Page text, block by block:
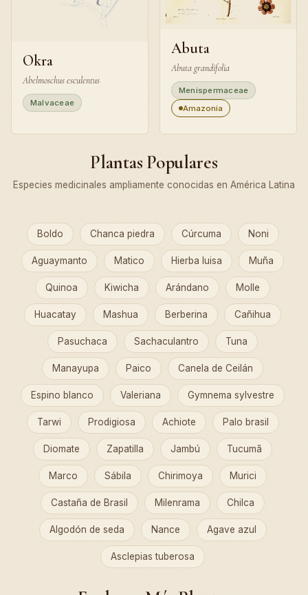
Okra
Abelmoschus esculentus
Malvaceae
Abuta
Abuta grandifolia
Menispermaceae
Amazonia
Plantas Populares
Especies medicinales ampliamente conocidas en América Latina
Boldo Chanca piedra Cúrcuma Noni
Aguaymanto Matico Hierba luisa Muña
Quinoa Kiwicha Arándano Molle
Huacatay Mashua Berberina Cañihua
Pasuchaca Sachaculantro Tuna
Manayupa Paico Canela de Ceilán
Espino blanco Valeriana Gymnema sylvestre
Tarwi Prodigiosa Achiote Palo brasil
Diomate Zapatilla Jambú Tucumã
Marco Sábila Chirimoya Murici
Castaña de Brasil Milenrama Chilca
Algodón de seda Nance Agave azul
Asclepias tuberosa